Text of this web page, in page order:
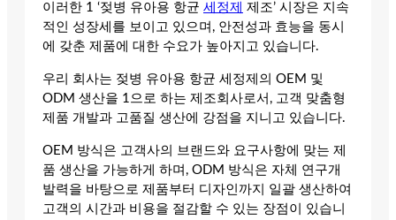
이러한 1 ‘젖병 유아용 항균 세정제
제조’ 시장은 지속
적인 성장세를 보이고 있으며, 안전성과 효능을 동시
에 갖춘 제품에 대한 수요가 높아지고 있습니다.
우리 회사는 젖병 유아용 항균 세정제의 OEM 및
ODM 생산을 1으로 하는 제조회사로서, 고객 맞춤형
제품 개발과 고품질 생산에 강점을 지니고 있습니다.
OEM 방식은 고객사의 브랜드와 요구사항에 맞는 제
품 생산을 가능하게 하며, ODM 방식은 자체 연구개
발력을 바탕으로 제품부터 디자인까지 일괄 생산하여
고객의 시간과 비용을 절감할 수 있는 장점이 있습니